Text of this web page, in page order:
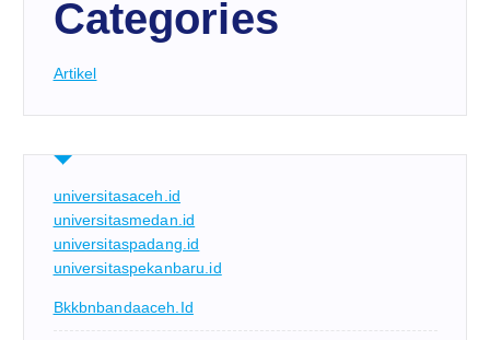
Categories
Artikel
universitasaceh.id
universitasmedan.id
universitaspadang.id
universitaspekanbaru.id
Bkkbnbandaaceh.id